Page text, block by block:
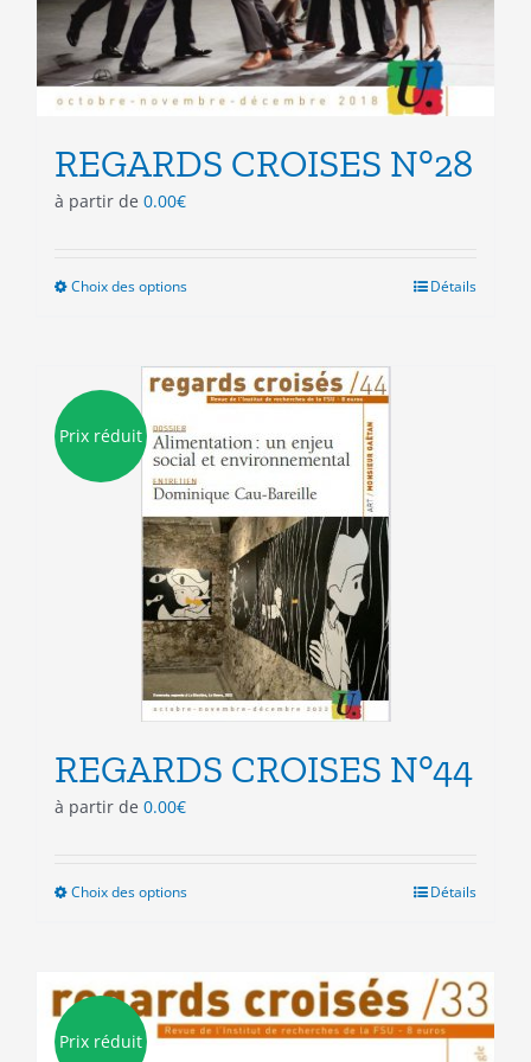
REGARDS CROISES N°28
à partir de 0.00€
Choix des optionsCe
plusieurs
variations.
options
peuvent
être
choisies
sur
la
page
du
produit
Détails
Prix réduit
REGARDS CROISES N°44
à partir de 0.00€
Choix des optionsCe
variations.
Les
Détails
Prix réduit